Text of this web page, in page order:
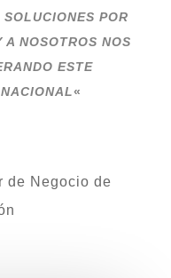
POR
NOSOTROS NOS
ESTE
«
de Negocio de